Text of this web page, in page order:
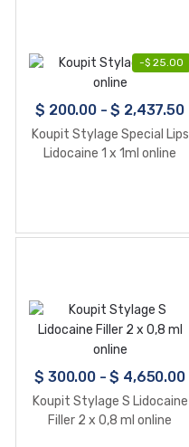
-$ 25.00
$ 200.00-$ 2,437.50
Koupit Stylage Special Lips
Lidocaine 1 x 1ml online
$ 300.00-$ 4,650.00
Koupit Stylage S Lidocaine
Filler 2 x 0,8 ml online